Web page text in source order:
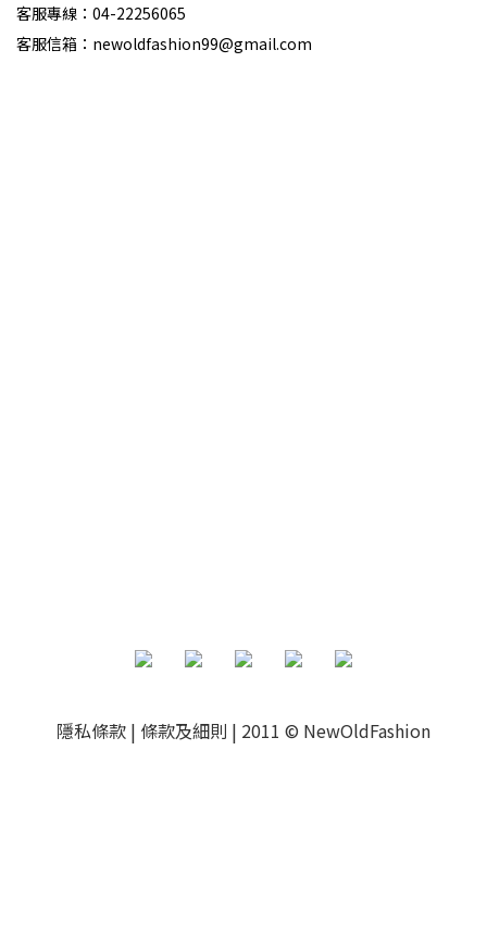
客服專線： 04-22256065
客服信箱：newoldfashion99@gmail.com
隱私條款 | 條款及細則 | 2011 © NewOldFashion